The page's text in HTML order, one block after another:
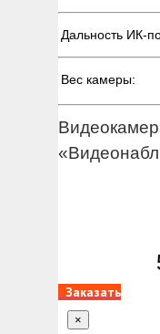
Дальность ИК-
Вес камеры:
Заказать
×